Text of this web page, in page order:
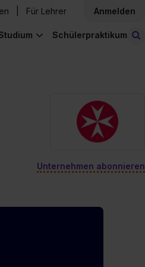
Für Lehrer Anmelden
Schülerpraktikum
Unternehmen abonnieren